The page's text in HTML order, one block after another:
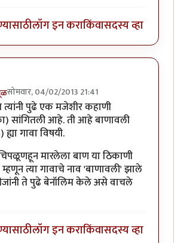
लॉग इन कराकिंवासदस्य व्हा
सोमवार, 04/02/2013 21:41
छानbyसुनील
पुढे एक मजेशीर कहाणी
सांगितली आहे. ती आहे बाणावली
गावा विषयी.
मारलेला बाण या ठिकाणी
त्या गावाचे नाव 'बाणावली' झाले
ते पुढे बेनॉलिम केले असे वाचले
लॉग इन कराकिंवासदस्य व्हा